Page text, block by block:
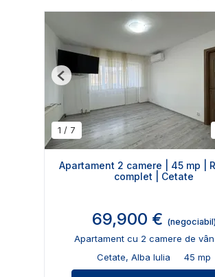
1 / 7
Previous
Apartament 2 camere | 45 mp |
complet | Cetate
69,900 € (negociabil)
Apartament cu 2 camere de
Cetate, Alba Iulia
45 mp